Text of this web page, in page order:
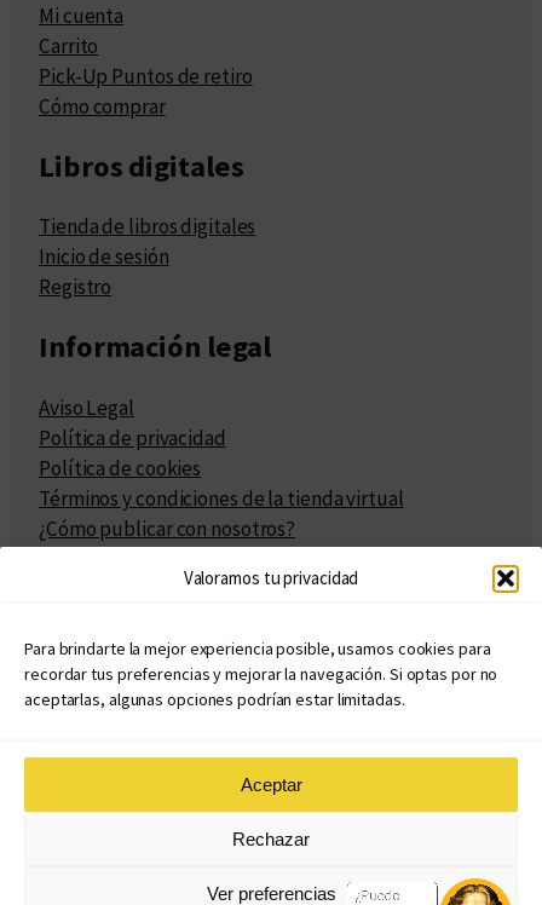
Valoramos tu privacidad
Para brindarte la mejor experiencia posible, usamos cookies para
recordar tus preferencias y mejorar la navegación. Si optas por no
aceptarlas, algunas opciones podrían estar limitadas.
Aceptar
Rechazar
Ver preferencias
Mi cuenta
Carrito
Pick-Up Puntos de retiro
Cómo comprar
Libros digitales
Tienda de libros digitales
Inicio de sesión
Registro
Información legal
Aviso Legal
Política de privacidad
Política de cookies
Términos y condiciones de la tienda virtual
¿Cómo publicar con nosotros?
Políticas de publicación
Políticas de coedición
Atribuciones